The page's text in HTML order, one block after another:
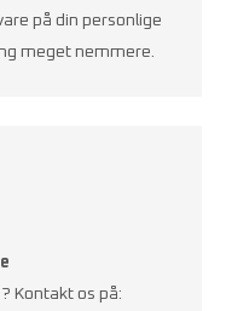
på din personlige
meget nemmere.
Kontakt os på: